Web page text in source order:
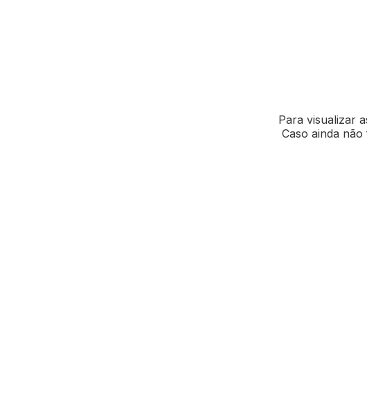
Para visualizar
Caso ainda